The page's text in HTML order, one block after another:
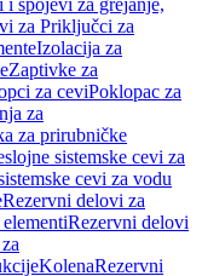
i spojevi za grejanje,
za Priključci za
Izolacija za
Zaptivke za
za ceviPoklopac za
za
za prirubničke
sistemske cevi za
cevi za vodu
Rezervni delovi za
Rezervni delovi
KolenaRezervni